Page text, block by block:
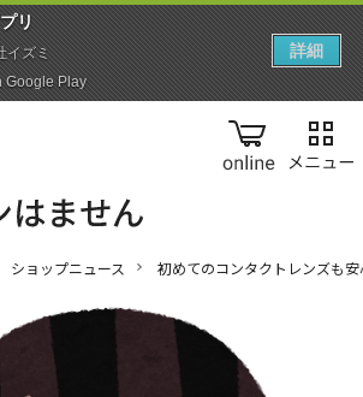
online
ショップニュース 初めてのコンタクトレンズも
リ‬
イズミ
Google Play
詳細